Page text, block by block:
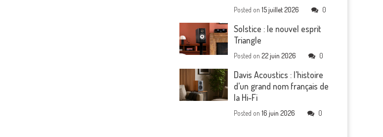
Posted on15 juillet 2026 0
Solstice : le nouvel esprit
Triangle
Posted on22 juin 2026 0
Davis Acoustics : l’histoire
d’un grand nom français de
la Hi-Fi
Posted on16 juin 2026 0